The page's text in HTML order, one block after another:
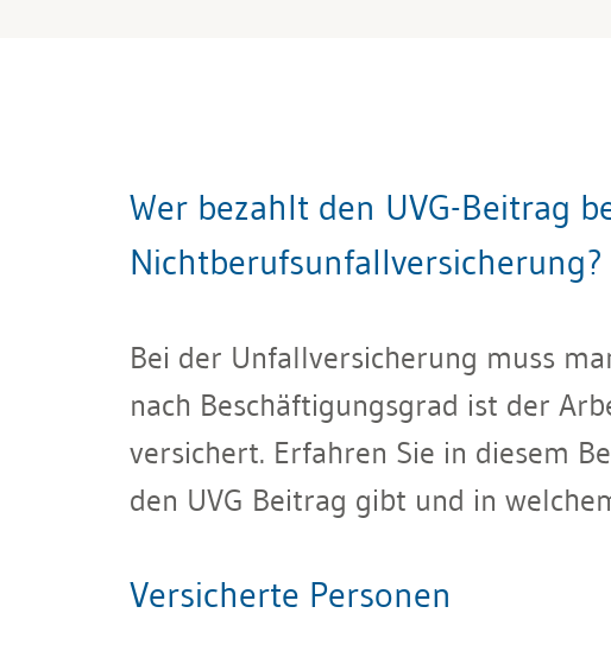
Wer bezahlt den UVG-Beitrag
Nichtberufsunfallversicherung?
Bei der Unfallversicherung muss
nach Beschäftigungsgrad ist der
versichert. Erfahren Sie in diesem
den UVG Beitrag gibt und in
Versicherte Personen